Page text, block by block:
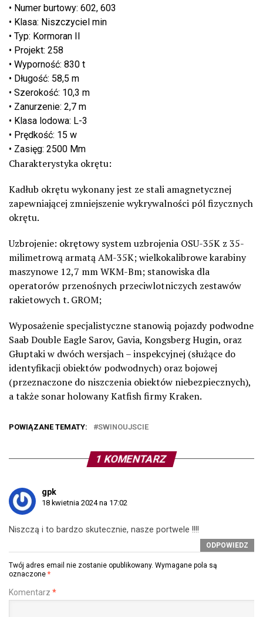
• Numer burtowy: 602, 603
• Klasa: Niszczyciel min
• Typ: Kormoran II
• Projekt: 258
• Wyporność: 830 t
• Długość: 58,5 m
• Szerokość: 10,3 m
• Zanurzenie: 2,7 m
• Klasa lodowa: L-3
• Prędkość: 15 w
• Zasięg: 2500 Mm
Charakterystyka okrętu:
Kadłub okrętu wykonany jest ze stali amagnetycznej
zapewniającej zmniejszenie wykrywalności pól fizycznych
okrętu.
Uzbrojenie: okrętowy system uzbrojenia OSU-35K z 35-
milimetrową armatą AM-35K; wielkokalibrowe karabiny
maszynowe 12,7 mm WKM-Bm; stanowiska dla
operatorów przenośnych przeciwlotniczych zestawów
rakietowych t. GROM;
Wyposażenie specjalistyczne stanowią pojazdy podwodne
Saab Double Eagle Sarov, Gavia, Kongsberg Hugin, oraz
Głuptaki w dwóch wersjach – inspekcyjnej (służące do
identyfikacji obiektów podwodnych) oraz bojowej
(przeznaczone do niszczenia obiektów niebezpiecznych),
a także sonar holowany Katfish firmy Kraken.
POWIĄZANE TEMATY: SWINOUJSCIE
1 KOMENTARZ
gpk
18 kwietnia 2024 na 17:02
Niszczą i to bardzo skutecznie, nasze portwele !!!!
ODPOWIEDZ
Twój adres email nie zostanie opublikowany. Wymagane pola są
oznaczone *
Komentarz *